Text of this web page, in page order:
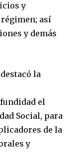
y
así
y demás
la
el
Social, para
de la
y